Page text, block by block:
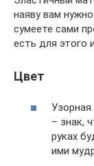
наяву вам
сумеете сами
есть для этого
Цвет
Узорная
– знак,
руках
ими